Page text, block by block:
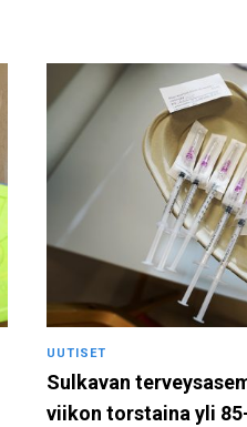
UUTISET
Sulkavan
viikon torstaina yli